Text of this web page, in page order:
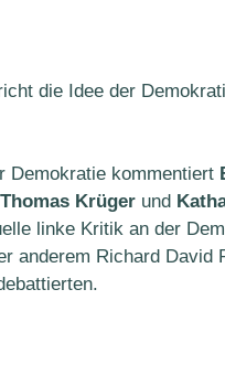
die Idee der
Demokratie kommentiert
Thomas Krüger und
linke Kritik an der
anderem Richard David